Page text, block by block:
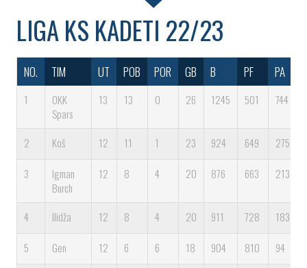
LIGAKS KADETI 22/23
NO. TIM UT POB POR GB B PF PA
1
OKK
Spars
13 13 0 26 1245 501 744
2 Koš 12 11 1 23 924 649 275
3
Igman
Burch
12 8 4 20 876 663 213
4 Ilidža 12 8 4 20 911 728 183
5 Gen 12 6 6 18 904 810 94